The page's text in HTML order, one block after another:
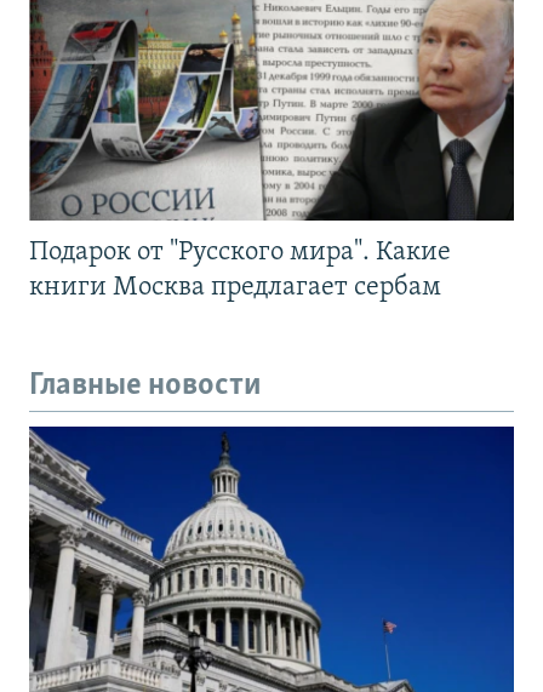
Подарок от "Русского мира". Какие
книги Москва предлагает сербам
Главные новости